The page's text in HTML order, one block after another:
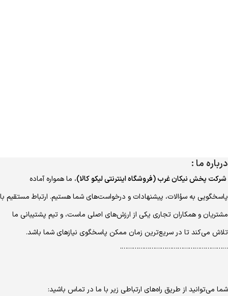
درباره ما :
شرکت پخش نیکان غرب (فروشگاه اینترنتی لیکو کالا)، ما همواره آماده
پاسخگویی به سؤالات، پیشنهادات و درخواست‌های شما هستیم. ارتباط مستقیم با
مشتریان و همکاران تجاری یکی از ارزش‌های اصلی ماست، و تیم پشتیبانی ما
تلاش می‌کند تا در سریع‌ترین زمان ممکن پاسخگوی نیازهای شما باشد.
………………………………………………….
شما می‌توانید از طریق راه‌های ارتباطی زیر با ما در تماس باشید: